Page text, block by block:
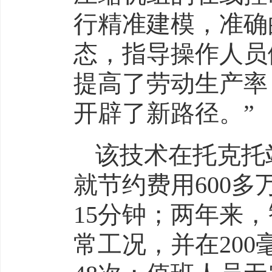
行精准建模，准
态，指导操作人
提高了劳动生产
开辟了新路径。”
该技术在托克
就节约费用600多
15分钟；两年来
常工况，并在200